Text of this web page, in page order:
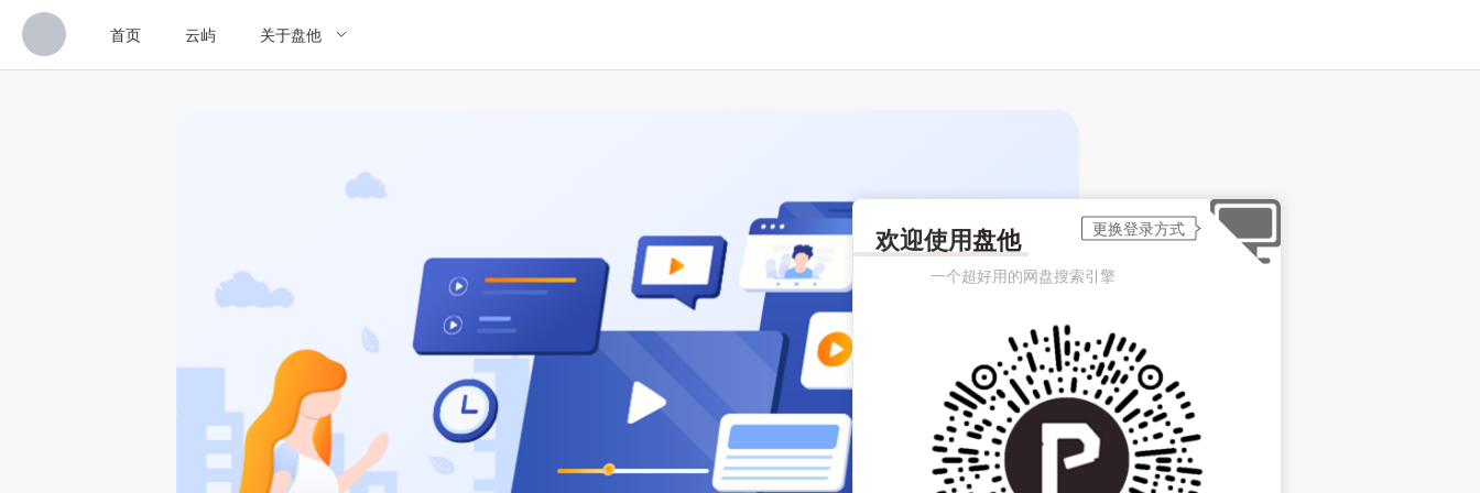
首页 云屿 关于盘他
欢迎使用盘他
一个超好用的网盘搜索引擎